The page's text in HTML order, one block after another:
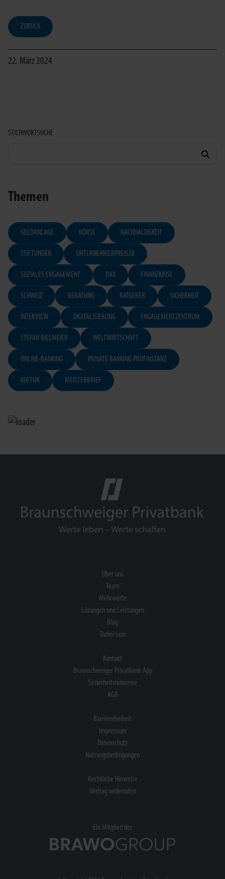
ZURÜCK
22. März 2024
STICHWORTSUCHE
Themen
GELDANLAGE BÖRSE NACHHALTIGKEIT
STIFTUNGEN UNTERNEHMERPREIS38
SOZIALES ENGAGEMENT DAX FINANZKRISE
SCHWEIZ BERATUNG RATGEBER SICHERHEIT
INTERVIEW DIGITALISIERUNG ENGAGEMENTZENTRUM
STEFAN BIELMEIER WELTWIRTSCHAFT
ONLINE-BANKING PRIVATE BANKING PRÜFINSTANZ
KULTUR MEISTERBRIEF
Über uns
Team
Mehrwerte
Lösungen und Leistungen
Blog
Dabei sein
Kontakt
Braunschweiger Privatbank App
Sicherheitshinweise
AGB
Barrierefreiheit
Impressum
Datenschutz
Nutzungsbedingungen
Rechtliche Hinweise
Vertrag widerrufen
Ein Mitglied der